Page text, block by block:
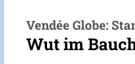
Vendée Globe:
Wut im